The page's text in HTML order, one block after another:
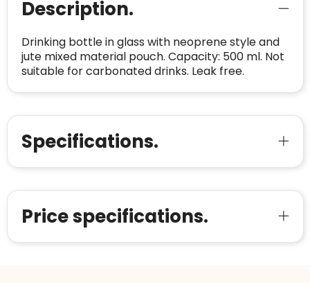
Description.
Drinking bottle in glass with neoprene style and
jute mixed material pouch. Capacity: 500 ml. Not
suitable for carbonated drinks. Leak free.
Specifications.
Price specifications.
onderneming:
Aantal werknemers: 1-10
Trustindex-certificaat
2026-04-22
Voor bedrijven
Bouwt u vertrouwen op en verhoogt u uw
verkoop met de Trustindex-certificaat.
Meer informatie»